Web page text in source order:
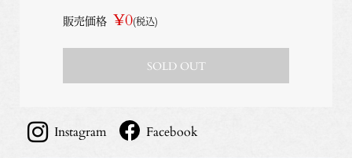
販売価格 ¥0(税込)
SOLD OUT
Instagram Facebook